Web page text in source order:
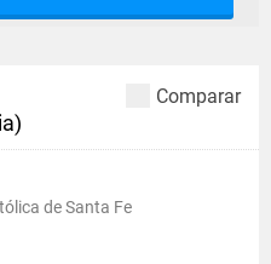
Comparar
de Santa Fe